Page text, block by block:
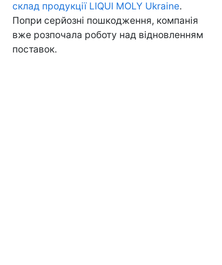
склад продукції LIQUI MOLY Ukraine.
Попри серйозні пошкодження, компанія
вже розпочала роботу над відновленням
поставок.